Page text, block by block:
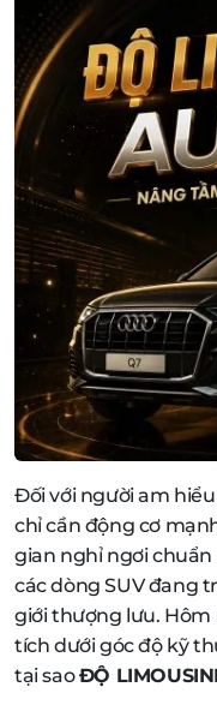
Đối với người am
chỉ cần động cơ
gian nghỉ ngơi chuẩn
các dòng SUV đang
giới thượng lưu. Hôm
tích dưới góc độ kỹ
tại saoĐỘ